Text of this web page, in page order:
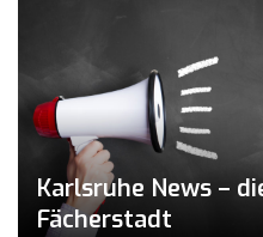
Karlsruhe News –
Fächerstadt